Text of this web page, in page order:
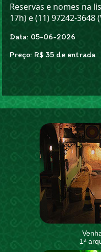
Reservas e nomes na
17h) e (11) 97242-3648
Data: 05-06-2026
Preço: R$ 35 de entrada
1ª